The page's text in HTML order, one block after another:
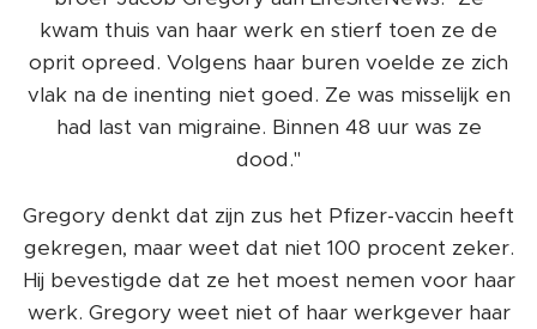
kwam thuis van haar werk en stierf toen ze de
oprit opreed. Volgens haar buren voelde ze zich
vlak na de inenting niet goed. Ze was misselijk en
had last van migraine. Binnen 48 uur was ze
dood."
Gregory denkt dat zijn zus het Pfizer-vaccin heeft
gekregen, maar weet dat niet 100 procent zeker.
Hij bevestigde dat ze het moest nemen voor haar
werk. Gregory weet niet of haar werkgever haar